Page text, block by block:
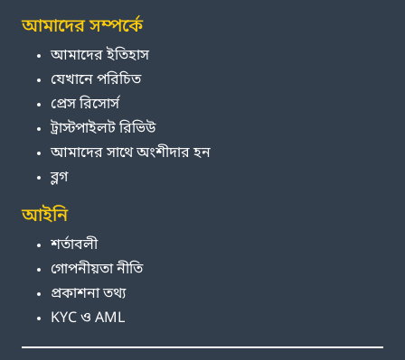
আমাদের সম্পর্কে
আমাদের ইতিহাস
যেখানে পরিচিত
প্রেস রিসোর্স
ট্রাস্টপাইলট রিভিউ
আমাদের সাথে অংশীদার হন
ব্লগ
আইনি
শর্তাবলী
গোপনীয়তা নীতি
প্রকাশনা তথ্য
KYC ও AML